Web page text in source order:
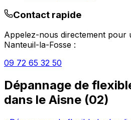
Contact rapide
Appelez-nous directement pour
Nanteuil-la-Fosse :
09 72 65 32 50
Dépannage de
dans le Aisne (02)